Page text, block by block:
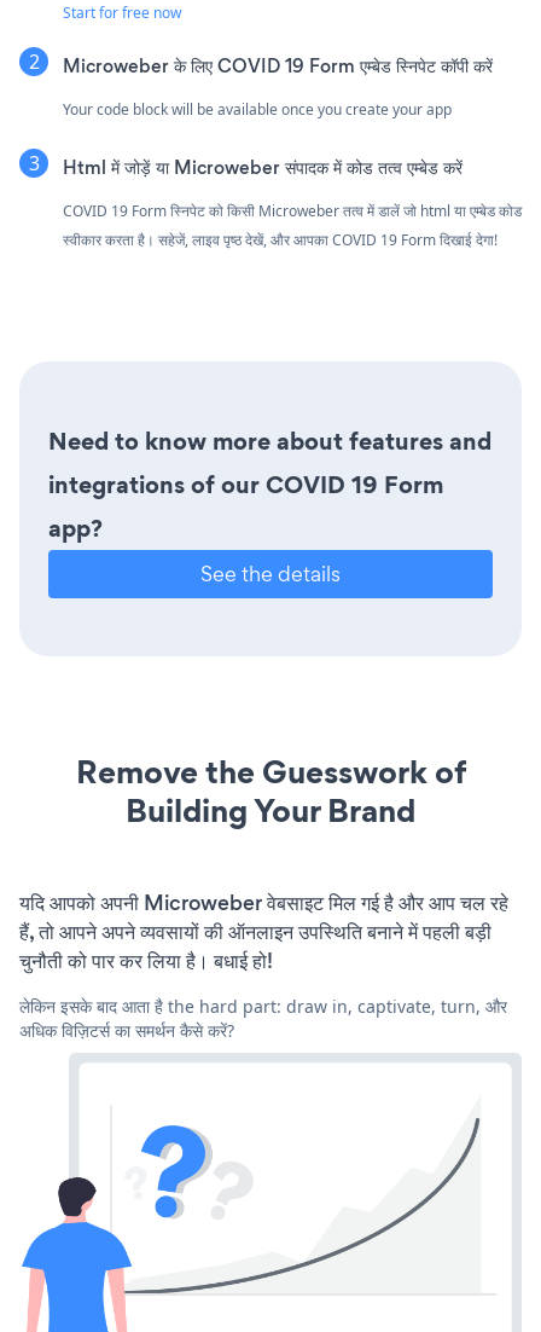
Start for free now
Microweber के लिए COVID 19 Form एम्बेड स्निपेट कॉपी करें
Your code block will be available once you create your app
Html में जोड़ें या Microweber संपादक में कोड तत्व एम्बेड करें
COVID 19 Form स्निपेट को किसी Microweber तत्व में डालें जो html या एम्बेड कोड
स्वीकार करता है। सहेजें, लाइव पृष्ठ देखें, और आपका COVID 19 Form दिखाई देगा!
Need to know more about features and
integrations of our COVID 19 Form
app?
See the details
Remove the Guesswork of
Building Your Brand
यदि आपको अपनी Microweber वेबसाइट मिल गई है और आप चल रहे
हैं, तो आपने अपने व्यवसायों की ऑनलाइन उपस्थिति बनाने में पहली बड़ी
चुनौती को पार कर लिया है। बधाई हो!
लेकिन इसके बाद आता है the hard part: draw in, captivate, turn, और
अधिक विज़िटर्स का समर्थन कैसे करें?